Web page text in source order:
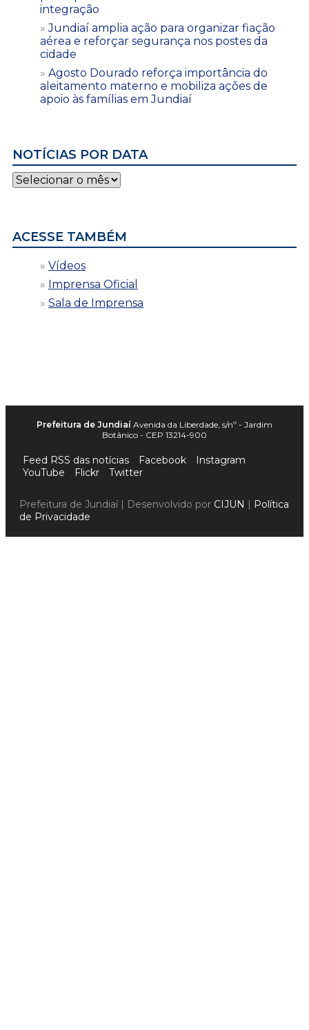
integração
Jundiaí amplia ação para organizar fiação
aérea e reforçar segurança nos postes da
cidade
Agosto Dourado reforça importância do
aleitamento materno e mobiliza ações de
apoio às famílias em Jundiaí
NOTÍCIAS POR DATA
Notícias
por
ACESSE TAMBÉM
Vídeos
Imprensa Oficial
Sala de Imprensa
Prefeitura de Jundiaí Avenida da Liberdade, s/nº - Jardim
Botânico - CEP 13214-900
Feed RSS das notícias Facebook
Instagram
YouTube
Flickr Twitter
Prefeitura de Jundiaí | Desenvolvido por CIJUN | Política
de Privacidade